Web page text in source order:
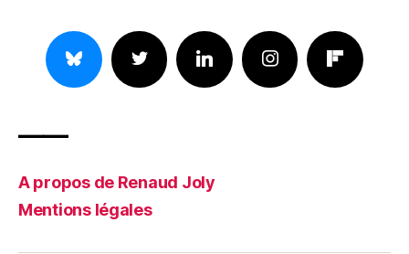
——
A propos de Renaud Joly
Mentions légales